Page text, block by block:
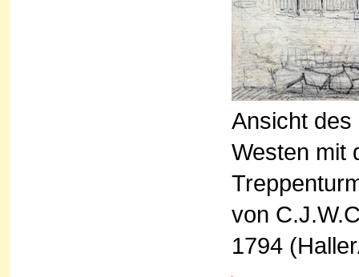
Ansicht
Westen mit
von
1794